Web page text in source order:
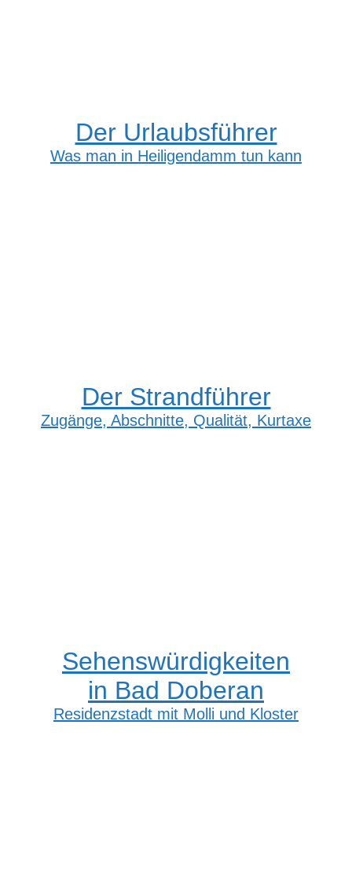
Der Urlaubsführer
Was man in Heiligendamm tun kann
Der Strandführer
Zugänge, Abschnitte, Qualität, Kurtaxe
Sehenswürdigkeiten
in Bad Doberan
Residenzstadt mit Molli und Kloster